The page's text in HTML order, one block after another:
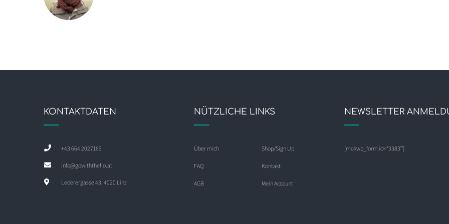
KONTAKTDATEN
+43 664 2027169
info@gowiththeflo.at
Lederergasse 43, 4020 Linz
NÜTZLICHE LINKS
Über mich Shop/Sign Up
FAQ Kontakt
AGB Mein Account
NEWSLETTER
[mc4wp_form id=“3383″]